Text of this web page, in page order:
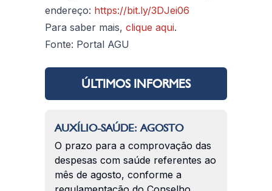
endereço: https://bit.ly/3DJei06
Para saber mais, clique aqui.
Fonte: Portal AGU
ÚLTIMOS INFORMES
AUXÍLIO-SAÚDE: AGOSTO
O prazo para a comprovação das
despesas com saúde referentes ao
mês de agosto, conforme a